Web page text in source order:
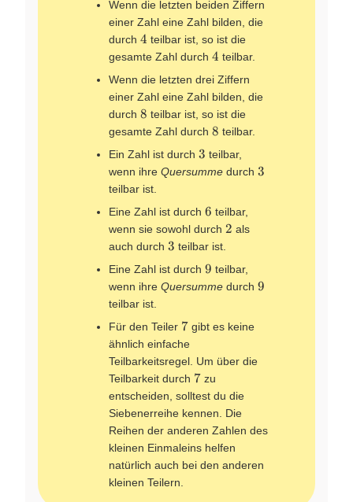
Wenn die letzten beiden Ziffern
einer Zahl eine Zahl bilden, die
durch 4
4 teilbar ist, so ist die
gesamte Zahl durch 4
4 teilbar.
Wenn die letzten drei Ziffern
einer Zahl eine Zahl bilden, die
durch 8
8 teilbar ist, so ist die
gesamte Zahl durch 8
8 teilbar.
Ein Zahl ist durch 3
3 teilbar,
wenn ihre Quersumme durch 3
3
teilbar ist.
Eine Zahl ist durch 6
6 teilbar,
wenn sie sowohl durch 2
2 als
auch durch 3
3 teilbar ist.
Eine Zahl ist durch 9
9 teilbar,
wenn ihre Quersumme durch 9
9
teilbar ist.
Für den Teiler 7
7 gibt es keine
ähnlich einfache
Teilbarkeitsregel. Um über die
Teilbarkeit durch 7
7 zu
entscheiden, solltest du die
Siebenerreihe kennen. Die
Reihen der anderen Zahlen des
kleinen Einmaleins helfen
natürlich auch bei den anderen
kleinen Teilern.